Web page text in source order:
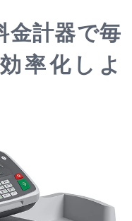
金計器で毎
率化しよ